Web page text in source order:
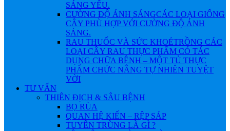
SÁNG YẾU.
CƯỜNG ĐỘ ÁNH SÁNGCÁC LOẠI GIỐNG
CÂY PHÙ HỢP VỚI CƯỜNG ĐỘ ÁNH
SÁNG.
RAU THUỐC VÀ SỨC KHOẺTRỒNG CÁC
LOẠI CÂY RAU THỰC PHẨM CÓ TÁC
DỤNG CHỮA BỆNH – MỘT TỦ THỰC
PHẨM CHỨC NĂNG TỰ NHIÊN TUYỆT
VỜI
TƯ VẤN
THIÊN ĐỊCH & SÂU BỆNH
BỌ RÙA
QUAN HỆ KIẾN – RỆP SÁP
TUYẾN TRÙNG LÀ GÌ ?